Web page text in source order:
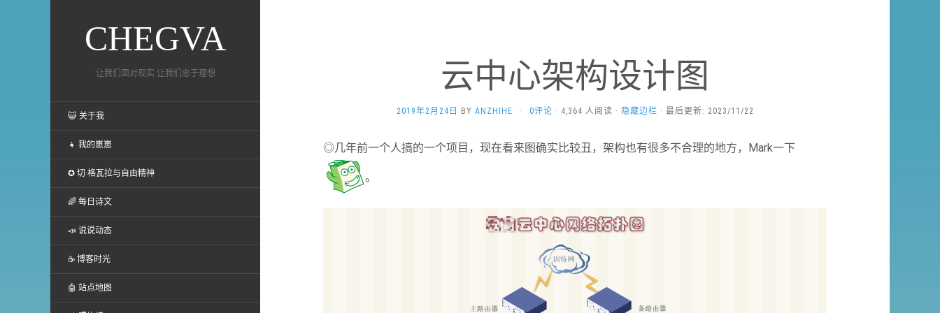
CHEGVA
让我们面对现实 让我们忠于理想
😺 关于我
👧 我的崽崽
✪ 切·格瓦拉与自由精神
🌈 每日诗文
📣 说说动态
☕ 博客时光
🤖 站点地图
云中心架构设计图
2019年2月24日 BY ANZHIHE · 0评论 · 4,364 人阅读 · 隐藏边栏 · 最后更新: 2023/11/22
◎几年前一个人搞的一个项目，现在看来图确实比较丑，架构也有很多不合理的地方，Mark一下
。